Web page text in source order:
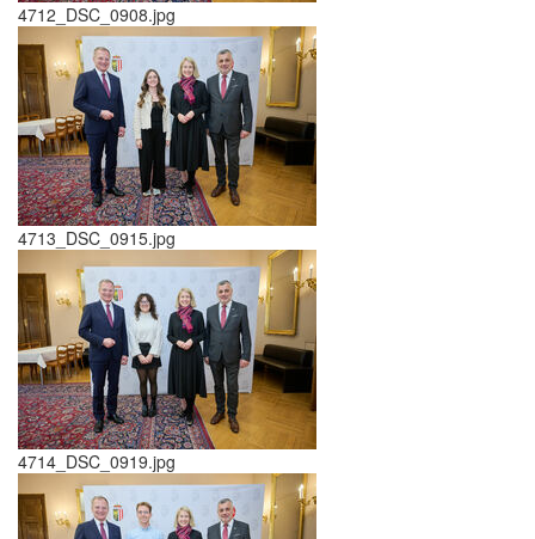
4712_DSC_0908.jpg
4713_DSC_0915.jpg
4714_DSC_0919.jpg